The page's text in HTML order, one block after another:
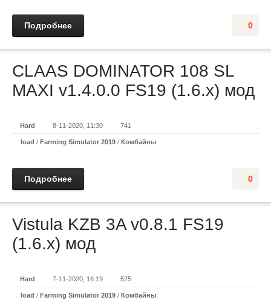
0
Подробнее
CLAAS DOMINATOR 108 SL
MAXI v1.4.0.0 FS19 (1.6.x) мод
Hard 8-11-2020, 11:30 741
load / Farming Simulator 2019 / Комбайны
0
Подробнее
Vistula KZB 3A v0.8.1 FS19
(1.6.x) мод
Hard 7-11-2020, 16:19 525
load / Farming Simulator 2019 / Комбайны